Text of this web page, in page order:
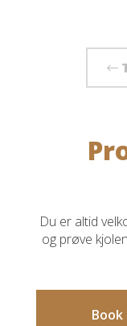
Du er altid
og prøve